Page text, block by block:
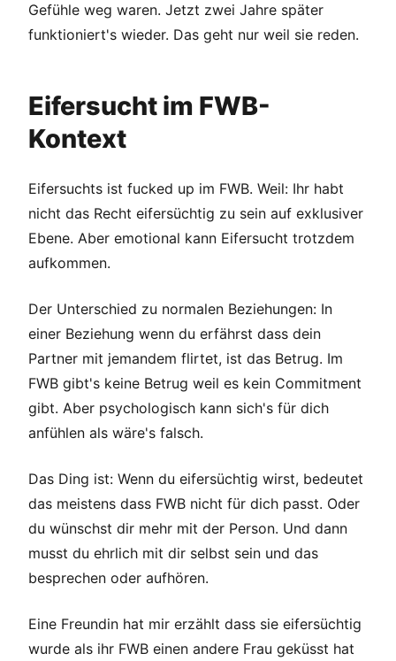
Gefühle weg waren. Jetzt zwei Jahre später
funktioniert's wieder. Das geht nur weil sie reden.
Eifersucht im FWB-
Kontext
Eifersuchts ist fucked up im FWB. Weil: Ihr habt
nicht das Recht eifersüchtig zu sein auf exklusiver
Ebene. Aber emotional kann Eifersucht trotzdem
aufkommen.
Der Unterschied zu normalen Beziehungen: In
einer Beziehung wenn du erfährst dass dein
Partner mit jemandem flirtet, ist das Betrug. Im
FWB gibt's keine Betrug weil es kein Commitment
gibt. Aber psychologisch kann sich's für dich
anfühlen als wäre's falsch.
Das Ding ist: Wenn du eifersüchtig wirst, bedeutet
das meistens dass FWB nicht für dich passt. Oder
du wünschst dir mehr mit der Person. Und dann
musst du ehrlich mit dir selbst sein und das
besprechen oder aufhören.
Eine Freundin hat mir erzählt dass sie eifersüchtig
wurde als ihr FWB einen andere Frau geküsst hat